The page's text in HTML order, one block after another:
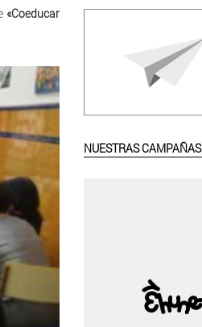
«Coeducar
NUESTRAS CAMPAÑAS